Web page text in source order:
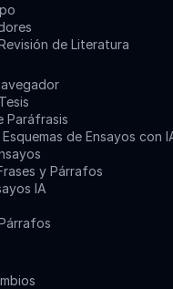
de Literatura
Paráfrasis
de Ensayos con
y Párrafos
IA